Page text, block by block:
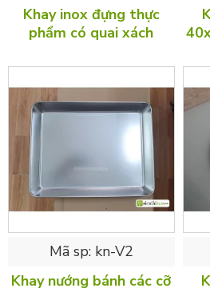
Khay inox đựng thực
phẩm có quai xách
Mã sp: kn-V2
Khay nướng bánh các cỡ